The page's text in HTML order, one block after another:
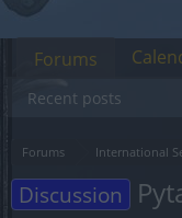
Forums International
Discussion
Forums
Recent posts